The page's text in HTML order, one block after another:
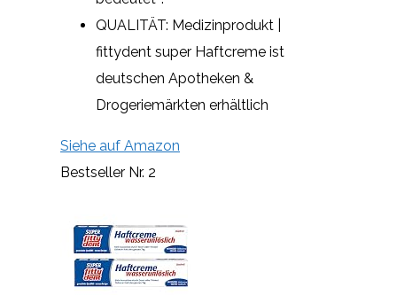
QUALITÄT: Medizinprodukt |
fittydent super Haftcreme ist
deutschen Apotheken &
Drogeriemärkten erhältlich
Siehe auf Amazon
Bestseller Nr. 2